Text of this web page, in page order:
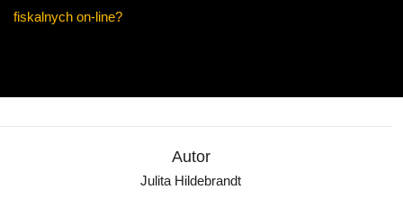
fiskalnych on-line?
Autor
Julita Hildebrandt